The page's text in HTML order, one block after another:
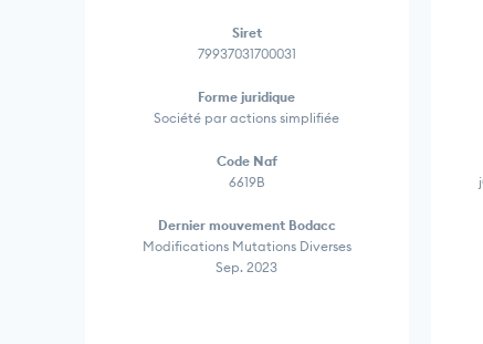
Siret
79937031700031
Forme juridique
Société par actions simplifiée
Code Naf
6619B
Dernier mouvement Bodacc
Modifications Mutations Diverses
Sep. 2023